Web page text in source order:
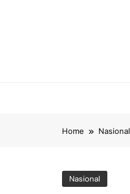
Home Nasional
Nasional